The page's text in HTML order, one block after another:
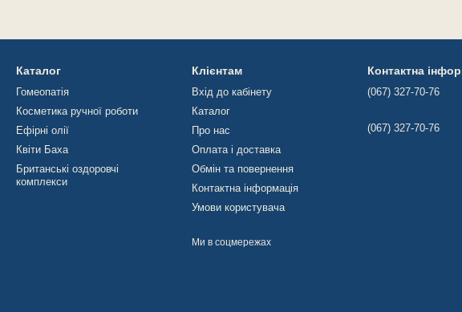
Каталог
Гомеопатія
Косметика ручної роботи
Ефірні олії
Квіти Баха
Британські оздоровчі
комплекси
Клієнтам
Вхід до кабінету
Каталог
Про нас
Оплата і доставка
Обмін та повернення
Контактна інформація
Умови користувача
Ми в соцмережах
Контактна
(067) 327-70-76
(067) 327-70-76